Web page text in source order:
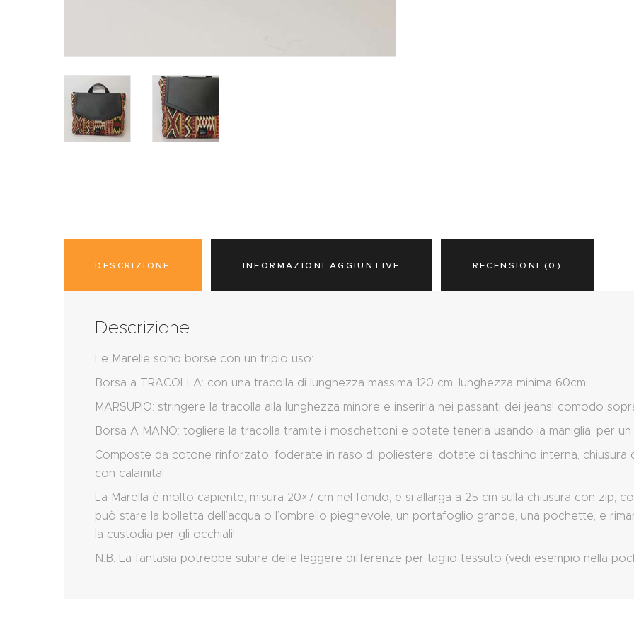
DESCRIZIONE INFORMAZIONI AGGIUNTIVE RECENSIONI (0)
Descrizione
Le Marelle sono borse con un triplo uso:
Borsa a TRACOLLA: con una tracolla di lunghezza massima 120 cm, lunghezza minima 60cm
MARSUPIO: stringere la tracolla alla lunghezza minore e inserirla nei passanti dei jeans! comodo
Borsa A MANO: togliere la tracolla tramite i moschettoni e potete tenerla usando la maniglia, per
Composte da cotone rinforzato, foderate in raso di poliestere, dotate di taschino interna, chiusura
con calamita!
La Marella è molto capiente, misura 20×7 cm nel fondo, e si allarga a 25 cm sulla chiusura con zip,
può stare la bolletta dell’acqua o l’ombrello pieghevole, un portafoglio grande, una pochette, e
la custodia per gli occhiali!
N.B. La fantasia potrebbe subire delle leggere differenze per taglio tessuto (vedi esempio nella